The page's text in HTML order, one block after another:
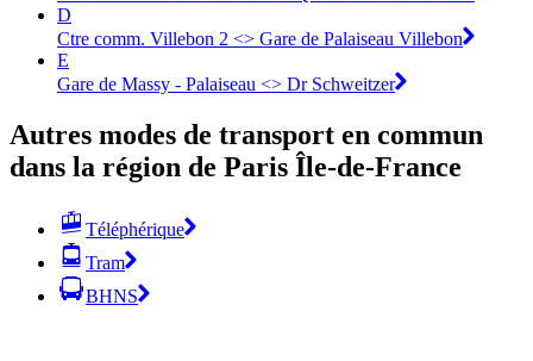
D
Ctre comm. Villebon 2 <> Gare de Palaiseau Villebon
E
Gare de Massy - Palaiseau <> Dr Schweitzer
Autres modes de transport en commun
dans la région de Paris Île-de-France
Téléphérique
Tram
BHNS